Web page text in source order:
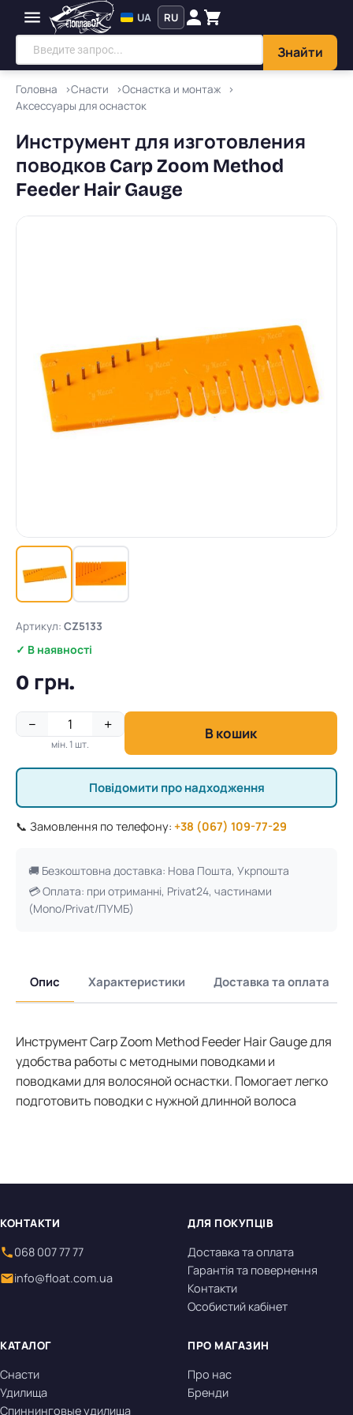
Знайти
UA RU
Головна Снасти
Оснастка и монтаж
Аксессуары для оснасток
Инструмент для изготовления
поводков Carp Zoom Method
Feeder Hair Gauge
Артикул: CZ5133
✓ В наявності
0 грн.
− +
мін. 1 шт.
В кошик
Повідомити про надходження
📞 Замовлення по телефону: +38 (067) 109-77-29
🚚 Безкоштовна доставка: Нова Пошта, Укрпошта
💳 Оплата: при отриманні, Privat24, частинами
(Mono/Privat/ПУМБ)
Опис Характеристики Доставка та оплата
Инструмент Carp Zoom Method Feeder Hair Gauge для
удобства работы с методными поводками и
поводками для волосяной оснастки. Помогает легко
подготовить поводки с нужной длинной волоса
КОНТАКТИ
068 007 77 77
info@float.com.ua
ДЛЯ ПОКУПЦІВ
Доставка та оплата
Гарантія та повернення
Контакти
Особистий кабінет
КАТАЛОГ
Снасти
Удилища
Спиннинговые удилища
ПРО МАГАЗИН
Про нас
Бренди